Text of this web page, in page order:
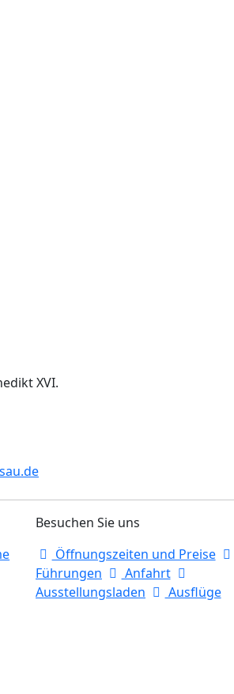
XVI.
Besuchen Sie uns
Öffnungszeiten und Preise
Führungen
Anfahrt
Ausstellungsladen
Ausflüge